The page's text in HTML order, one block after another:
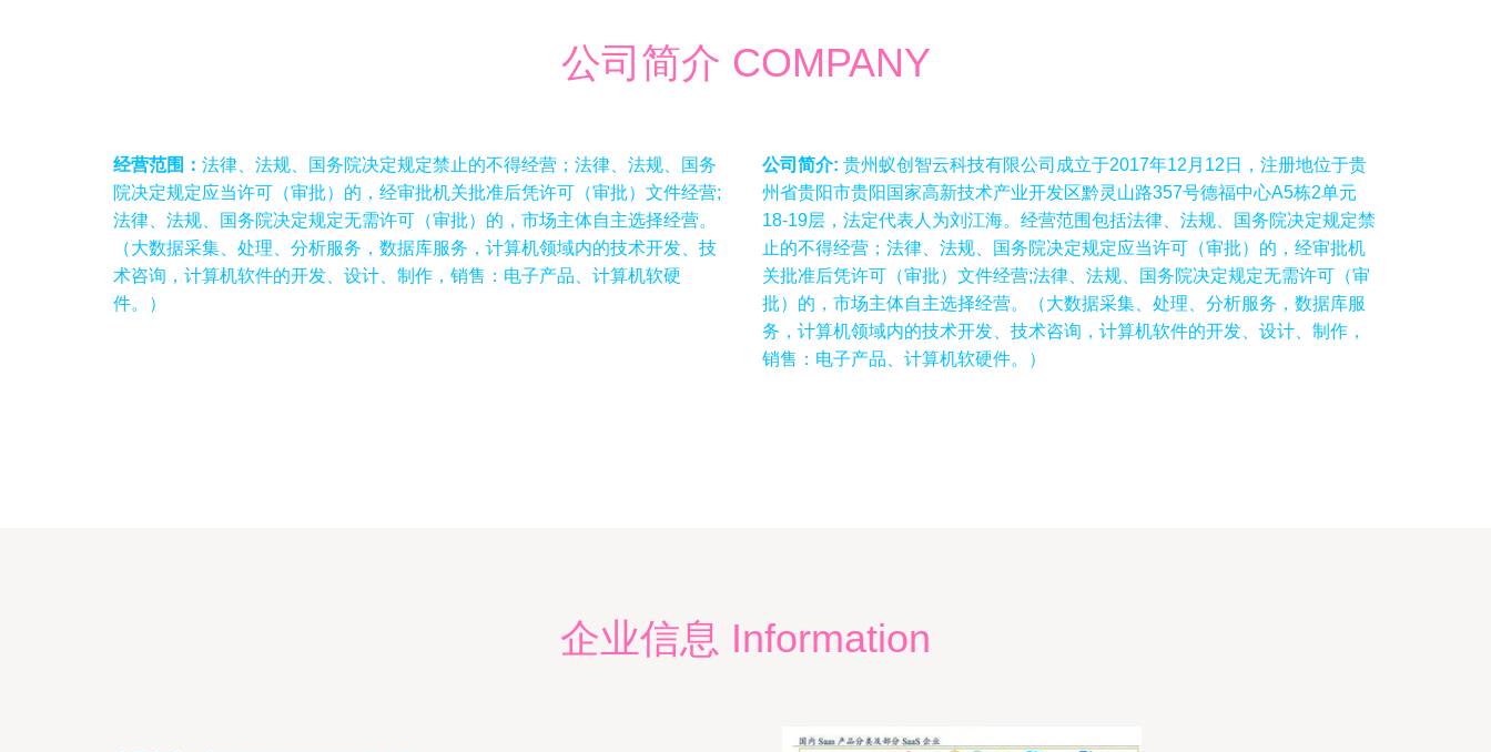
公司简介 COMPANY
经营范围： 法律、法规、国务院决定规定禁止的不得经营；法律、法规、国务
院决定规定应当许可（审批）的，经审批机关批准后凭许可（审批）文件经营;
法律、法规、国务院决定规定无需许可（审批）的，市场主体自主选择经营。
（大数据采集、处理、分析服务，数据库服务，计算机领域内的技术开发、技
术咨询，计算机软件的开发、设计、制作，销售：电子产品、计算机软硬
件。）
公司简介: 贵州蚁创智云科技有限公司成立于2017年12月12日，注册地位于贵
州省贵阳市贵阳国家高新技术产业开发区黔灵山路357号德福中心A5栋2单元
18-19层，法定代表人为刘江海。经营范围包括法律、法规、国务院决定规定禁
止的不得经营；法律、法规、国务院决定规定应当许可（审批）的，经审批机
关批准后凭许可（审批）文件经营;法律、法规、国务院决定规定无需许可（审
批）的，市场主体自主选择经营。（大数据采集、处理、分析服务，数据库服
务，计算机领域内的技术开发、技术咨询，计算机软件的开发、设计、制作，
销售：电子产品、计算机软硬件。）
企业信息 Information